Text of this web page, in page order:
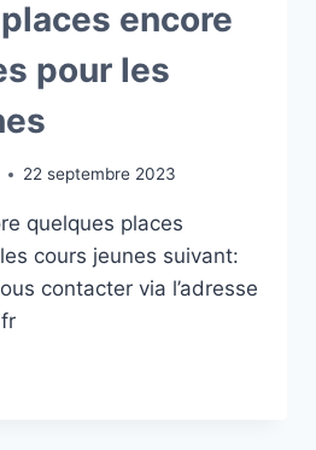
encore
pour les
22 septembre 2023
quelques places
cours jeunes suivant:
contacter via l’adresse